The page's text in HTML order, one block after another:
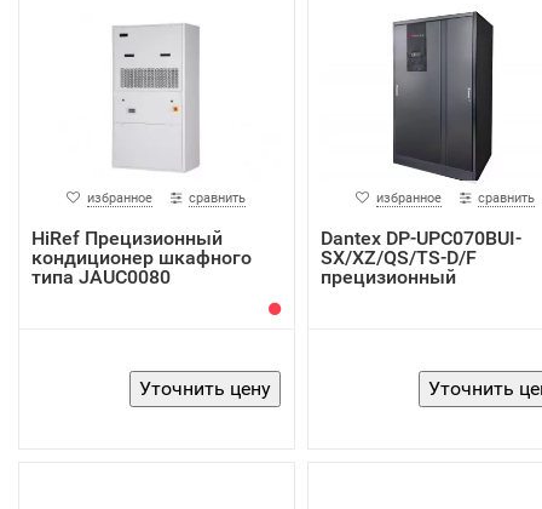
избранное сравнить
HiRef Прецизионный
кондиционер шкафного
типа JAUC0080
избранное сравнить
Dantex DP-UPC070BUI-
SX/XZ/QS/TS-D/F
прецизионный